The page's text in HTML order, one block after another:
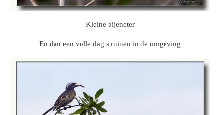
Kleine bijeneter
En dan een volle dag struinen in de omgeving